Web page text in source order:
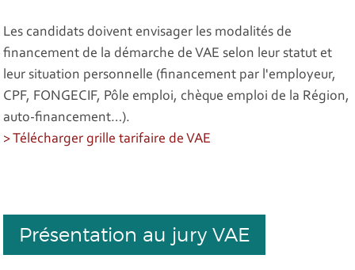
Les candidats doivent envisager les modalités de
financement de la démarche de VAE selon leur statut et
leur situation personnelle (financement par l'employeur,
CPF, FONGECIF, Pôle emploi, chèque emploi de la Région,
auto-financement…).
> Télécharger grille tarifaire de VAE
Présentation au jury VAE